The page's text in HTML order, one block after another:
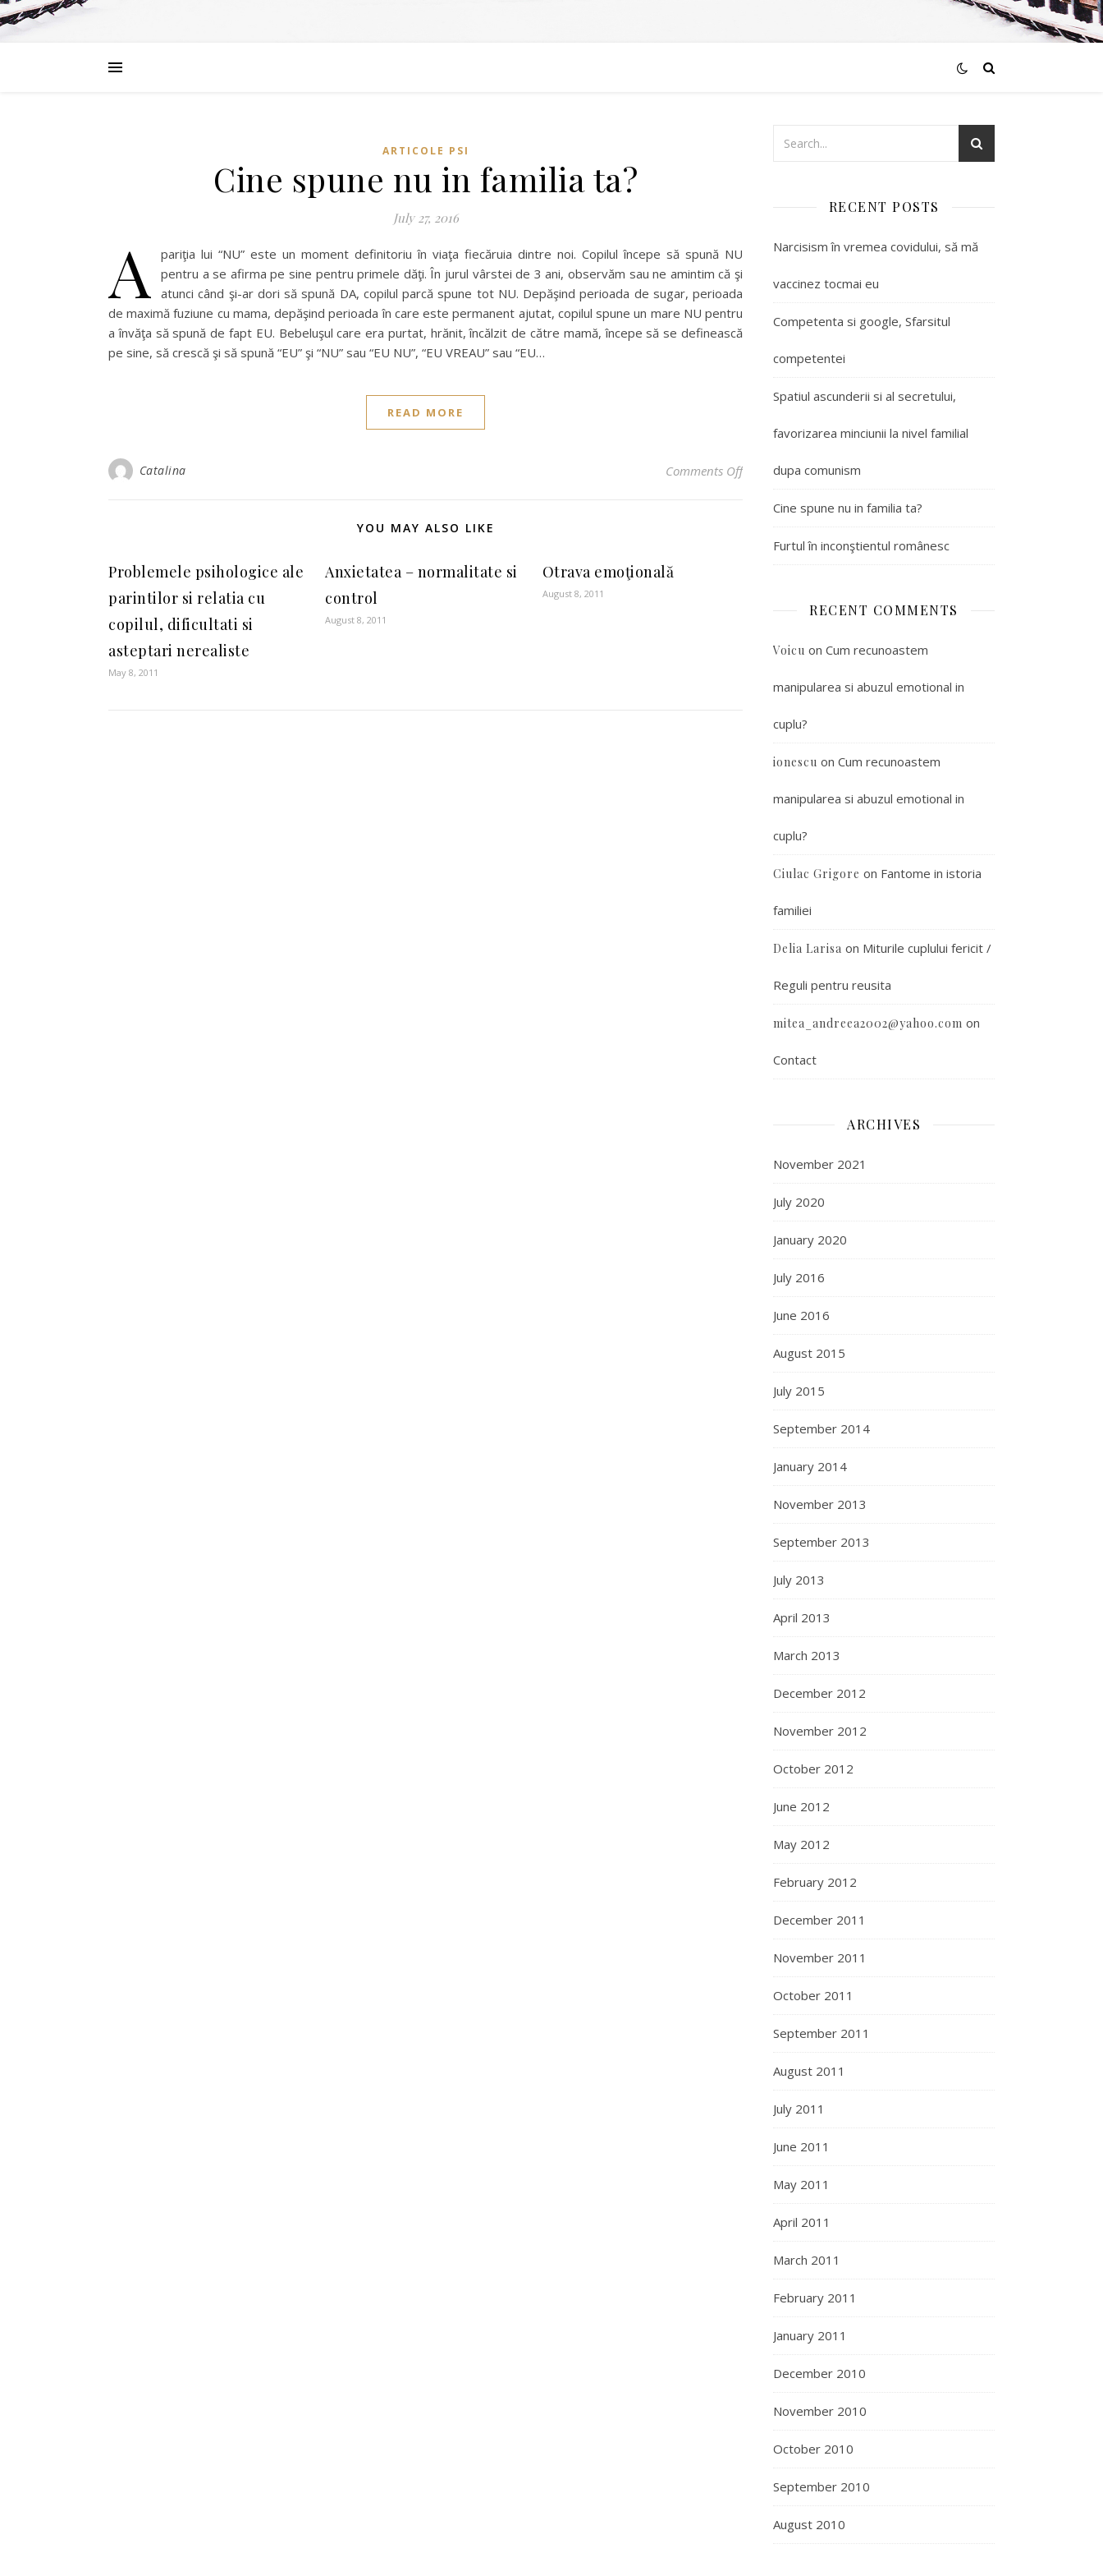
ARTICOLE PSI
Cine spune nu in familia ta?
July 27, 2016
A
pariţia lui “NU” este un moment definitoriu în viaţa fiecăruia dintre noi. Copilul începe să spună NU
pentru a se afirma pe sine pentru primele dăţi. În jurul vârstei de 3 ani, observăm sau ne amintim că şi
atunci când şi-ar dori să spună DA, copilul parcă spune tot NU. Depăşind perioada de sugar, perioada
de maximă fuziune cu mama, depăşind perioada în care este permanent ajutat, copilul spune un mare NU pentru
a învăţa să spună de fapt EU. Bebeluşul care era purtat, hrănit, încălzit de către mamă, începe să se definească
pe sine, să crescă şi să spună “EU” şi “NU” sau “EU NU”, “EU VREAU” sau “EU…
READ MORE
Catalina Comments Off on Cine spune nu in familia ta?
YOU MAY ALSO LIKE
Problemele psihologice ale
parintilor si relatia cu
copilul, dificultati si
asteptari nerealiste
May 8, 2011
Anxietatea – normalitate si
control
August 8, 2011
Otrava emoţională
August 8, 2011
RECENT POSTS
Narcisism în vremea covidului, să mă
vaccinez tocmai eu
Competenta si google, Sfarsitul
competentei
Spatiul ascunderii si al secretului,
favorizarea minciunii la nivel familial
dupa comunism
Cine spune nu in familia ta?
Furtul în inconştientul românesc
RECENT COMMENTS
Voicu on Cum recunoastem
manipularea si abuzul emotional in
cuplu?
ionescu on Cum recunoastem
manipularea si abuzul emotional in
cuplu?
Ciulac Grigore on Fantome in istoria
familiei
Delia Larisa on Miturile cuplului fericit /
Reguli pentru reusita
mitea_andreea2002@yahoo.com on
Contact
ARCHIVES
November 2021
July 2020
January 2020
July 2016
June 2016
August 2015
July 2015
September 2014
January 2014
November 2013
September 2013
July 2013
April 2013
March 2013
December 2012
November 2012
October 2012
June 2012
May 2012
February 2012
December 2011
November 2011
October 2011
September 2011
August 2011
July 2011
June 2011
May 2011
April 2011
March 2011
February 2011
January 2011
December 2010
November 2010
October 2010
September 2010
August 2010